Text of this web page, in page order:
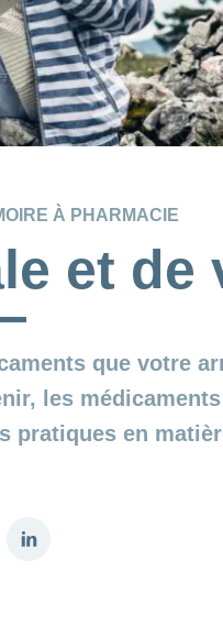
À PHARMACIE
et
que votre
les
pratiques en
LinkedIn